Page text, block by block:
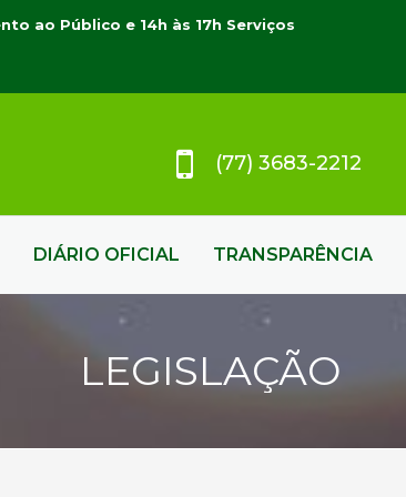
ao Público e 14h às 17h Serviços
(77) 3683-2212
DIÁRIO OFICIAL TRANSPARÊNCIA
LEGISLAÇÃO